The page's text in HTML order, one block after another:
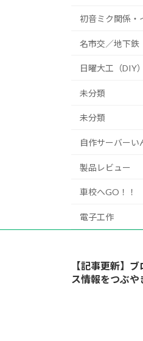
初音ミク関係・
名市交／地下鉄
日曜大工（DIY）
未分類
未分類
自作サーバーい
製品レビュー
車校へGO！！
電子工作
【記事更新】
ス情報をつぶや